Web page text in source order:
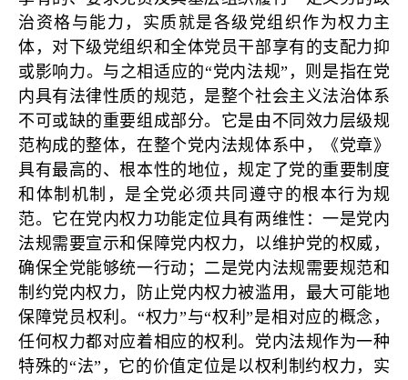
治资格与能力，实质就是各级党组织作为权力主
体，对下级党组织和全体党员干部享有的支配力抑
或影响力。与之相适应的“党内法规”，则是指在党
内具有法律性质的规范，是整个社会主义法治体系
不可或缺的重要组成部分。它是由不同效力层级规
范构成的整体，在整个党内法规体系中，《党章》
具有最高的、根本性的地位，规定了党的重要制度
和体制机制，是全党必须共同遵守的根本行为规
范。它在党内权力功能定位具有两维性：一是党内
法规需要宣示和保障党内权力，以维护党的权威，
确保全党能够统一行动；二是党内法规需要规范和
制约党内权力，防止党内权力被滥用，最大可能地
保障党员权利。“权力”与“权利”是相对应的概念，
任何权力都对应着相应的权利。党内法规作为一种
特殊的“法”，它的价值定位是以权利制约权力，实